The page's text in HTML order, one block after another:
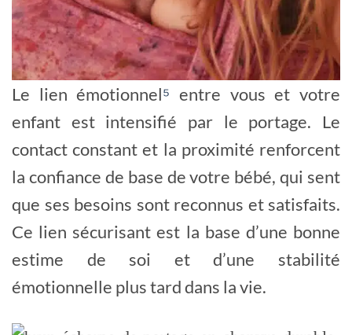
Le lien émotionnel⁵ entre vous et votre
enfant est intensifié par le portage. Le
contact constant et la proximité renforcent
la confiance de base de votre bébé, qui sent
que ses besoins sont reconnus et satisfaits.
Ce lien sécurisant est la base d’une bonne
estime de soi et d’une stabilité
émotionnelle plus tard dans la vie.